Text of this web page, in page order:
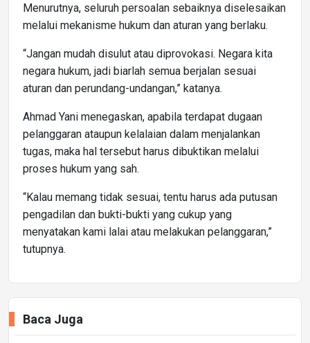
Menurutnya, seluruh persoalan sebaiknya diselesaikan
melalui mekanisme hukum dan aturan yang berlaku.
“Jangan mudah disulut atau diprovokasi. Negara kita
negara hukum, jadi biarlah semua berjalan sesuai
aturan dan perundang-undangan,” katanya.
Ahmad Yani menegaskan, apabila terdapat dugaan
pelanggaran ataupun kelalaian dalam menjalankan
tugas, maka hal tersebut harus dibuktikan melalui
proses hukum yang sah.
“Kalau memang tidak sesuai, tentu harus ada putusan
pengadilan dan bukti-bukti yang cukup yang
menyatakan kami lalai atau melakukan pelanggaran,”
tutupnya.
Baca Juga